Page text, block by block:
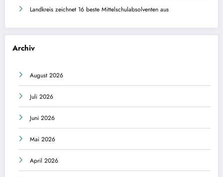
Landkreis zeichnet 16 beste Mittelschulabsolventen aus
Archiv
August 2026
Juli 2026
Juni 2026
Mai 2026
April 2026